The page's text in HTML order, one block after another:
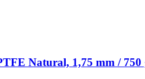
Natural, 1,75 mm / 750